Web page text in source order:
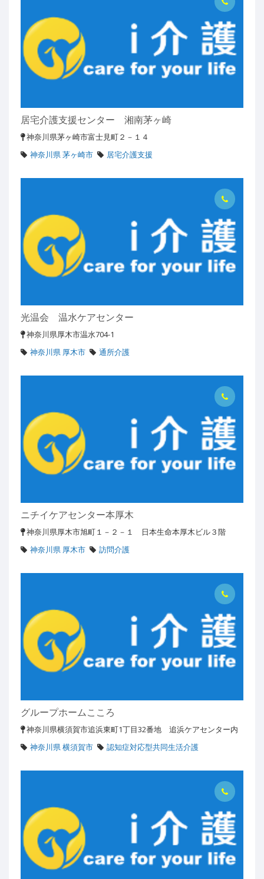
居宅介護支援センター 湘南茅ヶ崎
神奈川県茅ヶ崎市富士見町２－１４
神奈川県 茅ヶ崎市
居宅介護支援
光温会 温水ケアセンター
神奈川県厚木市温水704-1
神奈川県 厚木市
通所介護
ニチイケアセンター本厚木
神奈川県厚木市旭町１－２－１ 日本生命本厚木ビル３階
神奈川県 厚木市
訪問介護
グループホームこころ
神奈川県横須賀市追浜東町1丁目32番地 追浜ケアセンター内
神奈川県 横須賀市
認知症対応型共同生活介護